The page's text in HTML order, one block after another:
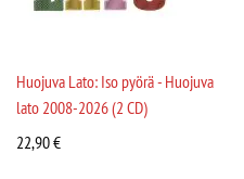
Huojuva Lato: Iso pyörä - Huojuva
lato 2008-2026 (2 CD)
22,90€